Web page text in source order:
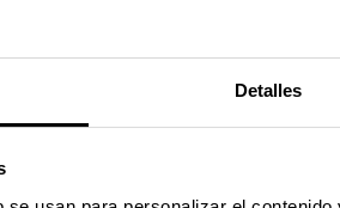
Detalles